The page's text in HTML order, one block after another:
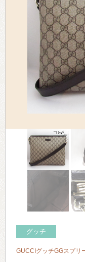
グッチ
GUCCIグッチGGスプリ